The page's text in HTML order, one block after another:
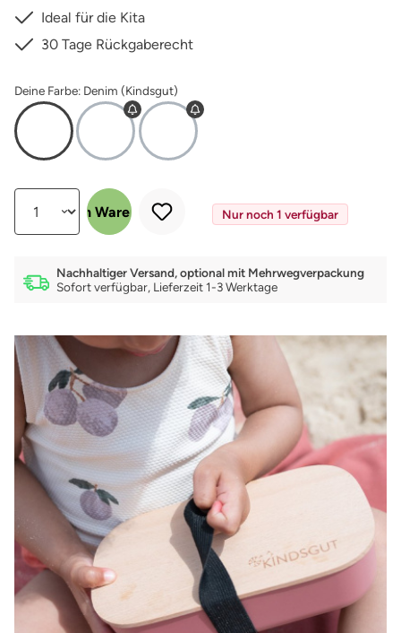
Ideal für die Kita
30 Tage Rückgaberecht
Deine Farbe: Denim (Kindsgut)
Produkt Anzahl: Gib den gewünschten Wert ein oder benutze die
In den Warenkorb Nur noch 1 verfügbar
Nachhaltiger Versand, optional mit Mehrwegverpackung
Sofort verfügbar, Lieferzeit 1-3 Werktage